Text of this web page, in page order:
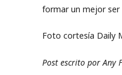
formar un mejor ser
Foto cortesía Daily
Post escrito por Any